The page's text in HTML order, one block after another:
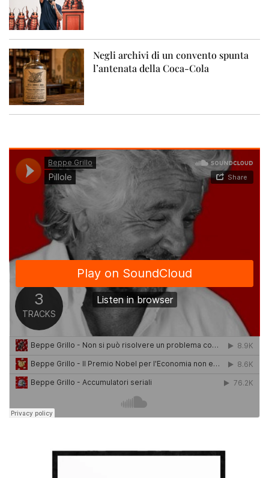
Negli archivi di un convento spunta
l’antenata della Coca-Cola